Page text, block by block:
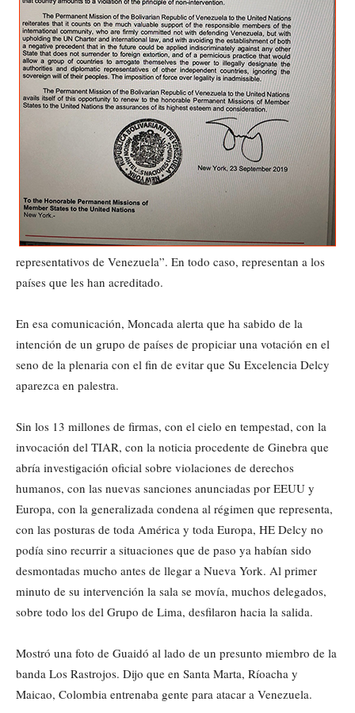
representativos de Venezuela”. En todo caso, representan a los
países que les han acreditado.
En esa comunicación, Moncada alerta que ha sabido de la
intención de un grupo de países de propiciar una votación en el
seno de la plenaria con el fin de evitar que Su Excelencia Delcy
aparezca en palestra.
Sin los 13 millones de firmas, con el cielo en tempestad, con la
invocación del TIAR, con la noticia procedente de Ginebra que
abría investigación oficial sobre violaciones de derechos
humanos, con las nuevas sanciones anunciadas por EEUU y
Europa, con la generalizada condena al régimen que representa,
con las posturas de toda América y toda Europa, HE Delcy no
podía sino recurrir a situaciones que de paso ya habían sido
desmontadas mucho antes de llegar a Nueva York. Al primer
minuto de su intervención la sala se movía, muchos delegados,
sobre todo los del Grupo de Lima, desfilaron hacia la salida.
Mostró una foto de Guaidó al lado de un presunto miembro de la
banda Los Rastrojos. Dijo que en Santa Marta, Ríoacha y
Maicao, Colombia entrenaba gente para atacar a Venezuela.